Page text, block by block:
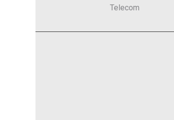
Telecom